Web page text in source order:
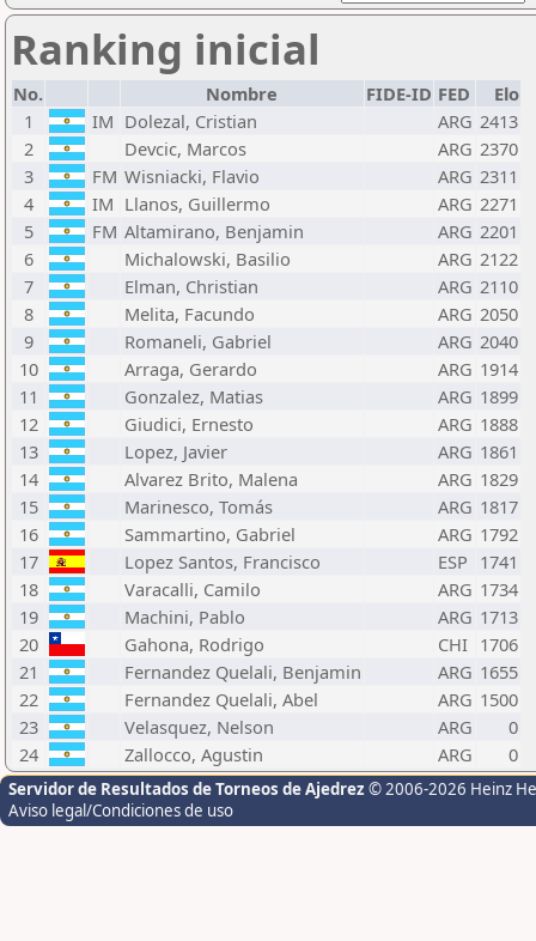
Ranking inicial
No. Nombre FIDE-ID FED
Elo
1
IM Dolezal, Cristian ARG 2413
2
Devcic, Marcos ARG 2370
3
FM Wisniacki, Flavio ARG 2311
4
IM Llanos, Guillermo ARG 2271
5
FM Altamirano, Benjamin ARG 2201
6
Michalowski, Basilio ARG 2122
7
Elman, Christian ARG 2110
8
Melita, Facundo ARG 2050
9
Romaneli, Gabriel ARG 2040
10
Arraga, Gerardo ARG 1914
11
Gonzalez, Matias ARG 1899
12
Giudici, Ernesto ARG 1888
13
Lopez, Javier ARG 1861
14
Alvarez Brito, Malena ARG 1829
15
Marinesco, Tomás ARG 1817
16
Sammartino, Gabriel ARG 1792
17
Lopez Santos, Francisco ESP 1741
18
Varacalli, Camilo ARG 1734
19
Machini, Pablo ARG 1713
20
Gahona, Rodrigo CHI 1706
21
Fernandez Quelali, Benjamin ARG 1655
22
Fernandez Quelali, Abel ARG 1500
23
Velasquez, Nelson ARG
0
24
Zallocco, Agustin ARG 0
Servidor de Resultados de Torneos de Ajedrez © 2006-2026 Heinz
Aviso legal/Condiciones de uso